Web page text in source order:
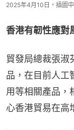
2025年4月10日，插圖
香港有韌性應對
貿發局總裁張淑
品，在目前人工
用等相關產品，
心香港貿易在高